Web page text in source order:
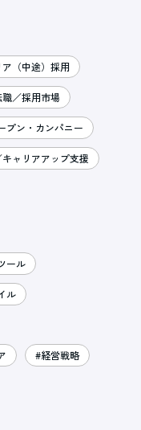
（中途）採用
／採用市場
プン・カンパニー
ャリアアップ支援
ール
ル
#経営戦略